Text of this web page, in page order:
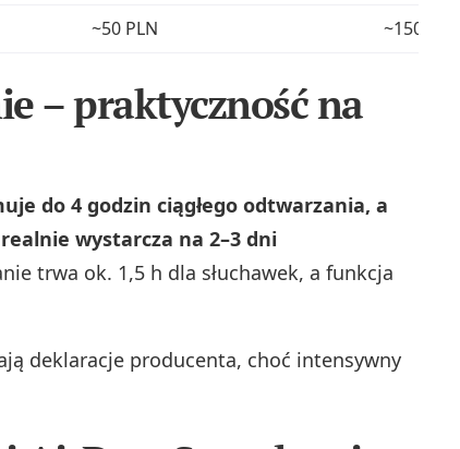
~50 PLN ~150 PLN
– praktyczność na
do 4 godzin ciągłego odtwarzania, a
wystarcza na 2–3 dni
trwa ok. 1,5 h dla słuchawek, a funkcja
deklaracje producenta, choć intensywny